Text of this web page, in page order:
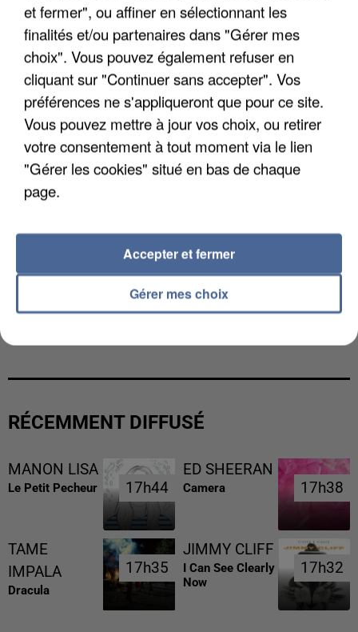
UNE TOURISTE DE L’OISE EMPORTÉE PAR UNE
COULÉE DE BOUE EN HAUTE-SAVOIE
LES DONNÉES DE 300 000 CLIENTS DÉROBÉES À
RÉCEMMENT DIFFUSÉ
MANON LISA
Le Petit Pecheur 17h44
17h44
ED SHEERAN
Camera 17h38
17h38
TAME
IMPALA
Dracula
17h35
17h35
JIMMY CLIFF
I Can See Clearly
Now
17h32
17h32
et fermer", ou affiner en sélectionnant les
finalités et/ou partenaires dans "Gérer mes
choix". Vous pouvez également refuser en
cliquant sur "Continuer sans accepter". Vos
préférences ne s'appliqueront que pour ce site.
Vous pouvez mettre à jour vos choix, ou retirer
votre consentement à tout moment via le lien
"Gérer les cookies" situé en bas de chaque
page.
Gérer mes choix
Accepter et fermer